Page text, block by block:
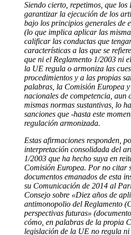
Siendo cierto, repetimos, que los
garantizar la ejecución de los
bajo los principios generales de
(lo que implica aplicar las
calificar las conductas que
características a las que se
que ni el Reglamento 1/2003 ni
la UE regula o armoniza las
procedimientos y a las propias
palabras, la Comisión Europea
nacionales de competencia, aun
mismas normas sustantivas, lo
sanciones que -hasta este
regulación armonizada.
Estas afirmaciones responden,
interpretación consolidada del
1/2003 que ha hecho suya en
Comisión Europea. Por no citar
documentos emanados de esta
su Comunicación de 2014 al
Consejo sobre «Diez años de
antimonopolio del Reglamento
perspectivas futuras»
cómo, en palabras de la propia
legislación de la UE no regula